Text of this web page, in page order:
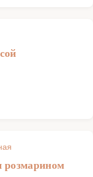
розмарином